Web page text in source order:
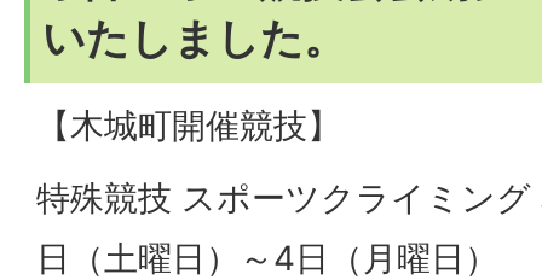
いたしました。
【木城町開催競技】
特殊競技 スポーツクライミン
日（土曜日）～4日（月曜日）